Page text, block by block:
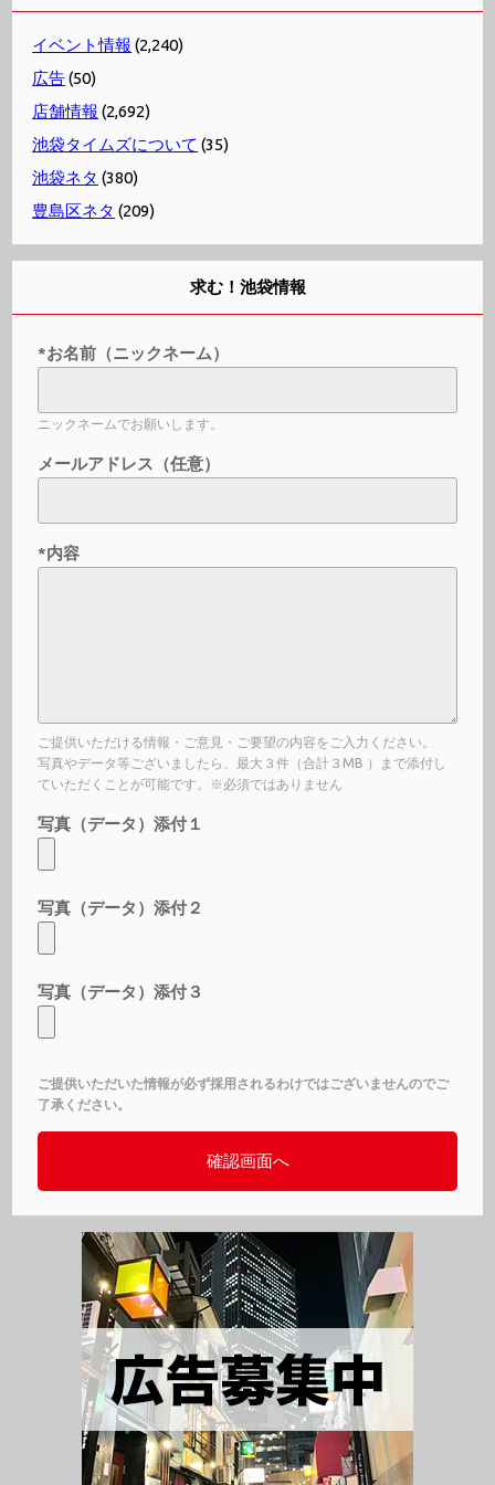
イベント情報 (2,240)
広告(50)
店舗情報 (2,692)
池袋タイムズについて (35)
池袋ネタ (380)
豊島区ネタ (209)
求む！池袋情報
*お名前（ニックネーム）
ニックネームでお願いします。
メールアドレス（任意）
*内容
ご提供いただける情報・ご意見・ご要望の内容をご入力ください。
写真やデータ等ございましたら、最大３件（合計３MB ）まで添付し
ていただくことが可能です。※必須ではありません
写真（データ）添付１
写真（データ）添付２
写真（データ）添付３
ご提供いただいた情報が必ず採用されるわけではございませんのでご
了承ください。